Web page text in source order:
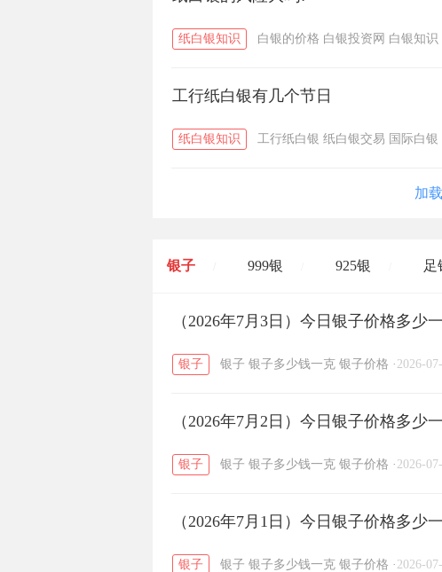
纸白银知识 白银的价格 白银投资网 白银知识
工行纸白银有几个节日
纸白银知识 工行纸白银 纸白银交易 国际白银
加
银子 999银 925银 足
开国纪念币 大清银币 /
菜百 周生生 周大生
六福 / 金至尊 / 潮宏基 /
（2026年7月3日）今日银子价格多少
银子 银子 银子多少钱一克 银子价格 · 2026-
（2026年7月2日）今日银子价格多少
银子 银子 银子多少钱一克 银子价格 · 2026-
（2026年7月1日）今日银子价格多少
银子 银子 银子多少钱一克 银子价格 · 2026-